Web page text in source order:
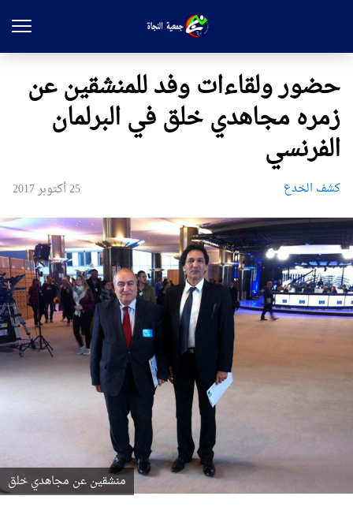
حضور ولقاءات وفد للمنشقين عن
زمره مجاهدي خلق في البرلمان
الفرنسي
کشف الخدع 25 أكتوبر 2017
منشقين عن مجاهدي خلق